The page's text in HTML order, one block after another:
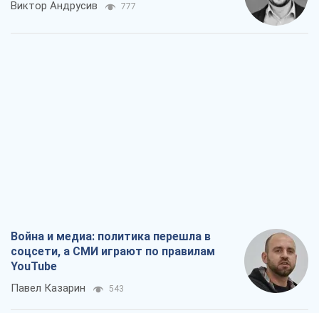
Виктор Андрусив 777
Война и медиа: политика перешла в
соцсети, а СМИ играют по правилам
YouTube
Павел Казарин 543